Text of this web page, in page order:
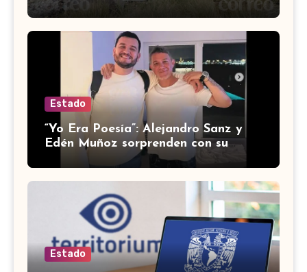
preguntan ‘¿quién pagará los
daños?’
Estado
“Yo Era Poesía”: Alejandro Sanz y
Edén Muñoz sorprenden con su
nueva colaboración
Estado